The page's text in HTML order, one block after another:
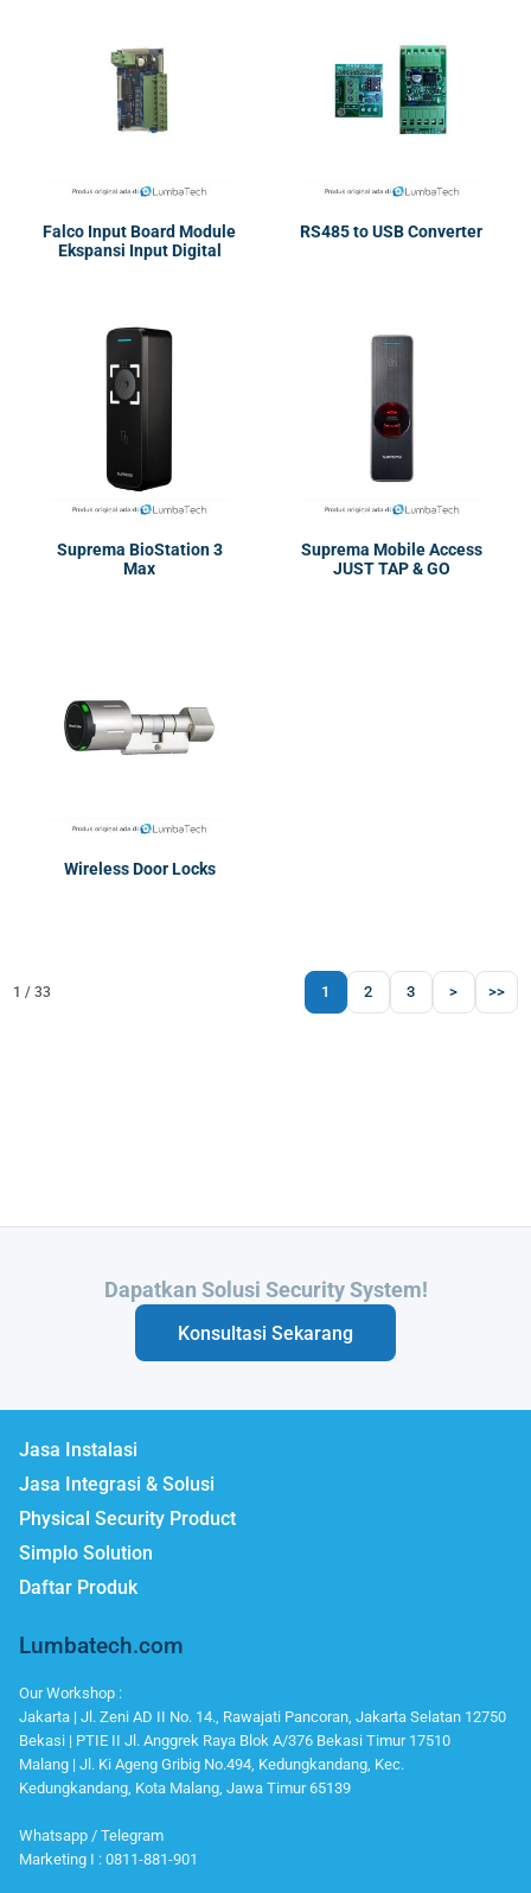
Falco Input Board Module
Ekspansi Input Digital
RS485 to USB Converter
Suprema BioStation 3
Max
Suprema Mobile Access
JUST TAP & GO
Wireless Door Locks
1 / 33 1 2 3 > >>
Butuh Integrasi Sistem Anda?
Konsultasi Sekarang
Jasa Instalasi
Jasa Integrasi & Solusi
Physical Security Product
Simplo Solution
Daftar Produk
Lumbatech.com
Our Workshop :
Jakarta | Jl. Zeni AD II No. 14., Rawajati Pancoran, Jakarta Selatan 12750
Bekasi | PTIE II Jl. Anggrek Raya Blok A/376 Bekasi Timur 17510
Malang | Jl. Ki Ageng Gribig No.494, Kedungkandang, Kec.
Kedungkandang, Kota Malang, Jawa Timur 65139
Whatsapp / Telegram
Marketing I : 0811-881-901